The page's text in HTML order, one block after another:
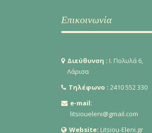
Επικοινωνία
Διεύθυνση : Ι. Πολυλά 6,
Λάρισα
Τηλέφωνο : 2410 552 330
e-mail:
litsioueleni@gmail.com
Website: Litsiou-Eleni.gr